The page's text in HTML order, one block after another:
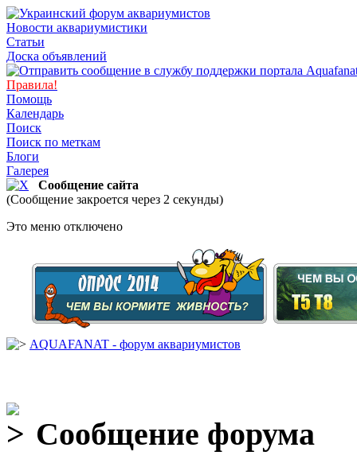
Новости аквариумистики
Статьи
Доска объявлений
Правила!
Помощь
Календарь
Поиск
Поиск по меткам
Блоги
Галерея
Сообщение сайта
(Сообщение закроется через 2 секунды)
Это меню отключено
AQUAFANAT - форум аквариумистов
Сообщение форума